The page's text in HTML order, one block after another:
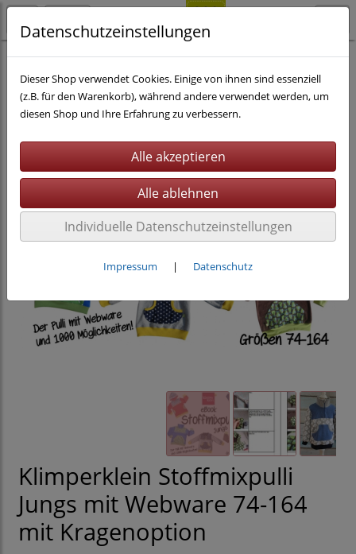
Nähen eBooks
Klimperklein Stoffmixpulli
Jungs mit Webware 74-164
mit Kragenoption
Datenschutzeinstellungen
Dieser Shop verwendet Cookies. Einige von ihnen sind essenziell
(z.B. für den Warenkorb), während andere verwendet werden, um
diesen Shop und Ihre Erfahrung zu verbessern.
Individuelle Datenschutzeinstellungen
Impressum | Datenschutz